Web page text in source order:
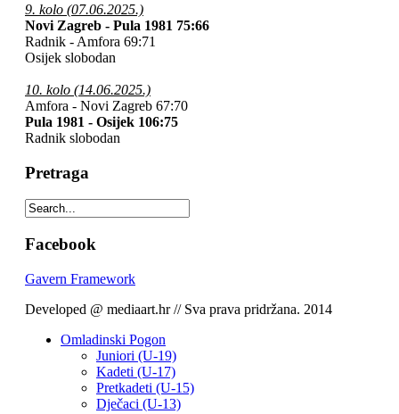
9. kolo (07.06.2025.)
Novi Zagreb - Pula 1981 75:66
Radnik - Amfora 69:71
Osijek slobodan
10. kolo (14.06.2025.)
Amfora - Novi Zagreb 67:70
Pula 1981 - Osijek 106:75
Radnik slobodan
Pretraga
Facebook
Gavern Framework
Developed @ mediaart.hr // Sva prava pridržana. 2014
Omladinski Pogon
Juniori (U-19)
Kadeti (U-17)
Pretkadeti (U-15)
Dječaci (U-13)